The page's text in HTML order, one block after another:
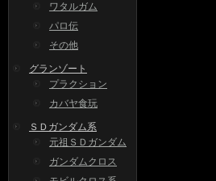
ワタルガム
パロ伝
その他
グランゾート
プラクション
カバヤ食玩
ＳＤガンダム系
元祖ＳＤガンダム
ガンダムクロス